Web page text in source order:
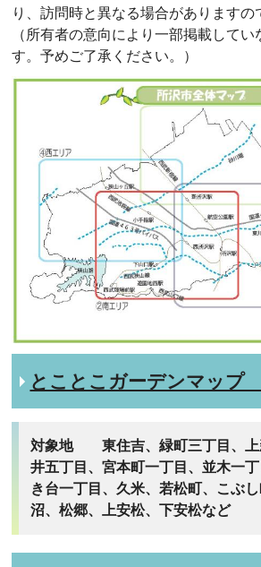
り、訪問時と異なる場合がありますの
（所有者の意向により一部掲載してい
す。予めご了承ください。）
とことこガーデンマップ
対象地 東住吉、緑町三丁目、上
井五丁目、宮本町一丁目、並木一
き台一丁目、久米、若松町、こぶ
沼、松郷、上安松、下安松など